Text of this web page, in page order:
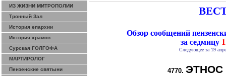
ИЗ ЖИЗНИ МИТРОПОЛИИ
Тронный Зал
История епархии
История храмов
Сурская ГОЛГОФА
МАРТИРОЛОГ
Пензенские святыни
Обзор сообщений
за седмицу
Следующее за 19
4770. ЭТНОС